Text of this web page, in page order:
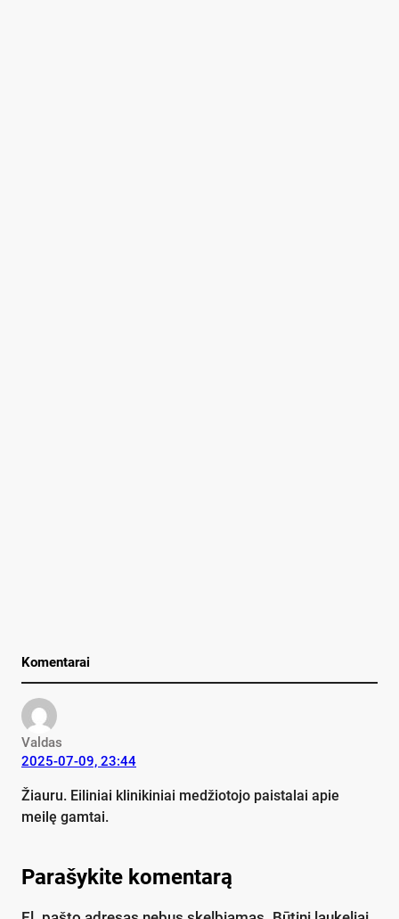
Komentarai
Valdas
2025-07-09, 23:44
Žiauru. Eiliniai klinikiniai medžiotojo paistalai apie
meilę gamtai.
Parašykite komentarą